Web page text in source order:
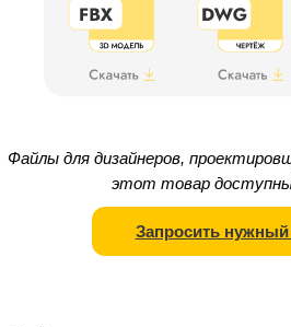
Файлы для дизайнеров,
этот товар доступны
Запросить